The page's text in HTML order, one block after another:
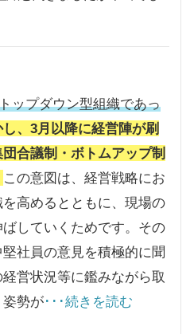
ップダウン型組織であっ
し、3月以降に経営陣が刷
合議制・ボトムアップ制
この意図は、経営戦略にお
高めるとともに、現場の
していくためです。その
社員の意見を積極的に聞
営状況等に鑑みながら取
勢が･･･続きを読む